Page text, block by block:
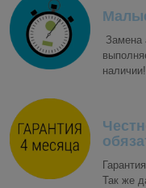
Замена
наличии!
Так же